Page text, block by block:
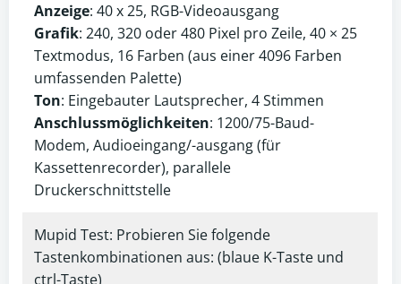
Anzeige: 40 x 25, RGB-Videoausgang
Grafik: 240, 320 oder 480 Pixel pro Zeile, 40 × 25
Textmodus, 16 Farben (aus einer 4096 Farben
umfassenden Palette)
Ton: Eingebauter Lautsprecher, 4 Stimmen
Anschlussmöglichkeiten: 1200/75-Baud-
Modem, Audioeingang/-ausgang (für
Kassettenrecorder), parallele
Druckerschnittstelle
Mupid Test: Probieren Sie folgende
Tastenkombinationen aus: (blaue K-Taste und
ctrl-Taste)